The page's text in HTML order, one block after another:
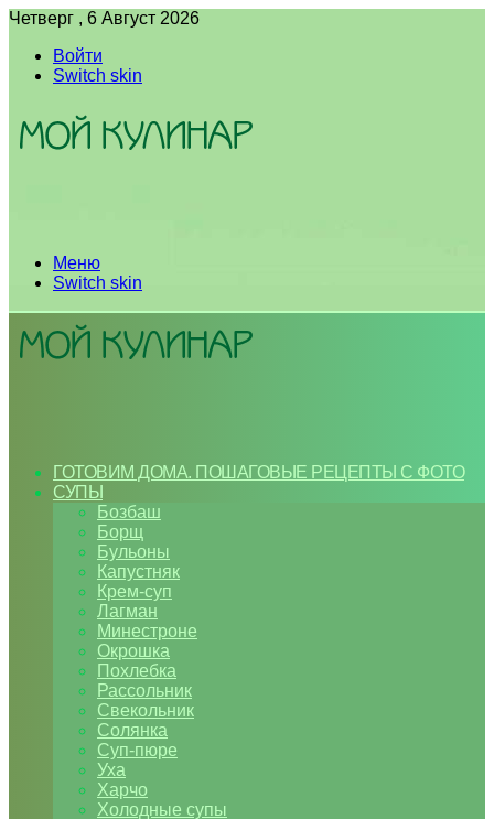
Четверг , 6 Август 2026
Войти
Switch skin
Меню
Switch skin
ГОТОВИМ ДОМА. ПОШАГОВЫЕ РЕЦЕПТЫ С ФОТО
СУПЫ
Бозбаш
Борщ
Бульоны
Капустняк
Крем-суп
Лагман
Минестроне
Окрошка
Похлебка
Рассольник
Свекольник
Солянка
Суп-пюре
Уха
Харчо
Холодные супы